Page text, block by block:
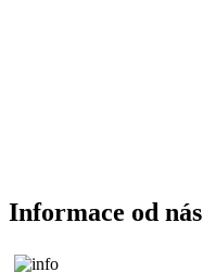
Informace od nás